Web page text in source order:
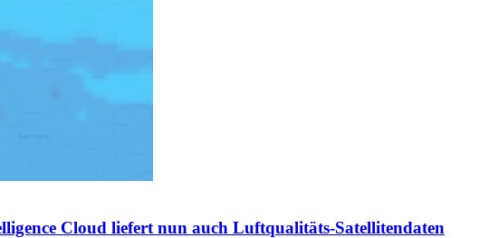
Cloud liefert nun auch Luftqualitäts-Satellitendaten